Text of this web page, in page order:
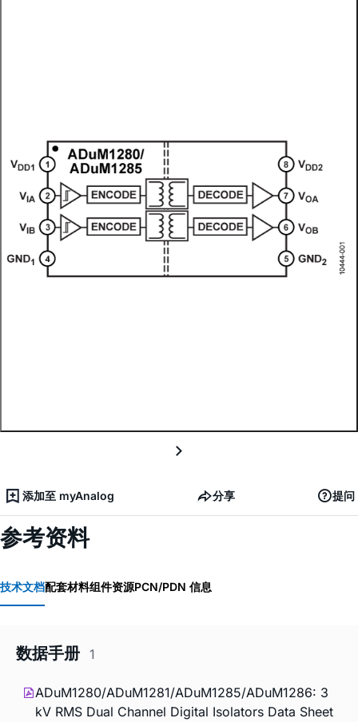
添加至 myAnalog 分享 提问
参考资料
技术文档配套材料组件资源PCN/PDN 信息
数据手册 1
ADuM1280/ADuM1281/ADuM1285/ADuM1286: 3
kV RMS Dual Channel Digital Isolators Data Sheet